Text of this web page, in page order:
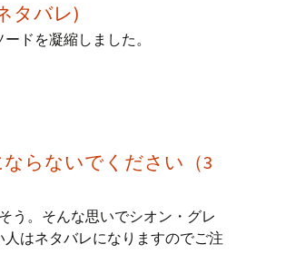
タバレ)
ドを凝縮しました。
らないでください（3
う。そんな思いでシオン・グレ
はネタバレになりますのでご注